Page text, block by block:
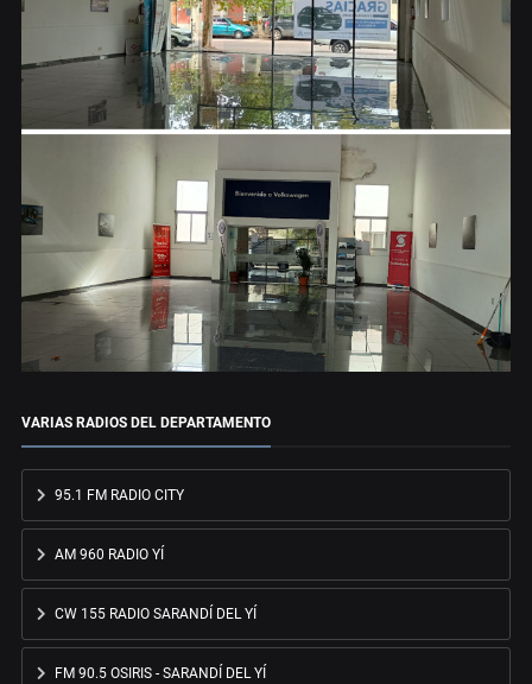
VARIAS RADIOS DEL DEPARTAMENTO
95.1 FM RADIO CITY
AM 960 RADIO YÍ
CW 155 RADIO SARANDÍ DEL YÍ
FM 90.5 OSIRIS - SARANDÍ DEL YÍ